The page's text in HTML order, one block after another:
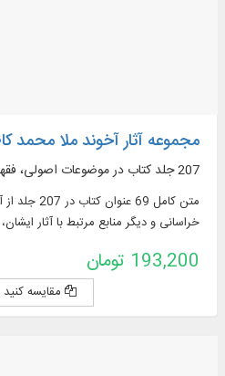
مجموعه آثار آخوند ملا محمد
207 جلد کتاب در موضوعات اصولی، فقهی، سیاسی و اجتماعی
متن کامل 69
خراسانی و دیگر منابع مرتبط با آثار
193,200 تومان
مقایسه کنید